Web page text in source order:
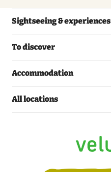
Sightseeing & experiences
To discover
Accommodation
All locations